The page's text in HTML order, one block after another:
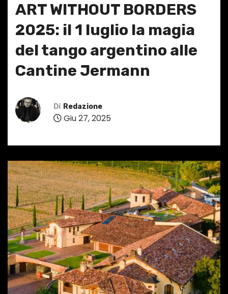
ART WITHOUT BORDERS
2025: il 1 luglio la magia
del tango argentino alle
Cantine Jermann
Di Redazione
Giu 27, 2025